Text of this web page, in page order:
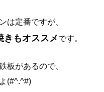
は定番ですが、
きもオススメです。
板があるので、
(#^.^#)